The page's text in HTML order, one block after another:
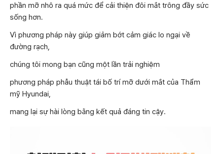
phần mỡ nhô ra quá mức để cải thiện đôi mắt trông đầy sức
sống hơn.
Vì phương pháp này giúp giảm bớt cảm giác lo ngại về
đường rạch,
chúng tôi mong bạn cũng một lần trải nghiệm
phương pháp phẫu thuật tái bố trí mỡ dưới mắt của Thẩm
mỹ Hyundai,
mang lại sự hài lòng bằng kết quả đáng tin cậy.